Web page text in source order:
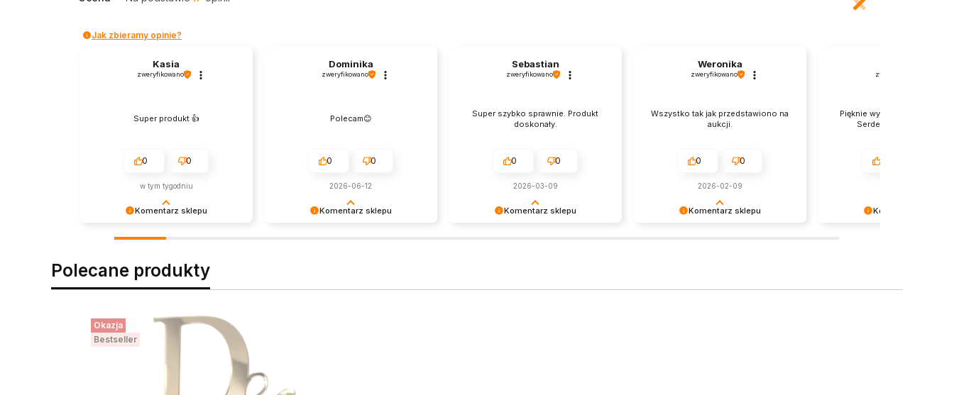
Jak zbieramy opinie?
Komentarz sklepu
Kasia
zweryfikowano
Super produkt 👍️
0 0
w tym tygodniu
Komentarz sklepu
Dominika
zweryfikowano
Polecam😊
0 0
2026-06-12
Komentarz sklepu
Sebastian
zweryfikowano
Super szybko sprawnie. Produkt
doskonały.
0 0
2026-03-09
Komentarz sklepu
Weronika
zweryfikowano
Wszystko tak jak przedstawiono na
aukcji.
0 0
2026-02-09
Komentarz sklepu
zweryfikowano
Pięknie wykonana
Serdecznie polecam :)❤️
Polecane produkty
Okazja
Bestseller